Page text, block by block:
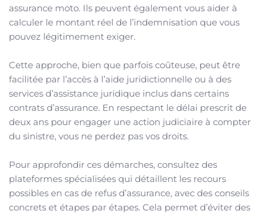
assurance moto. Ils peuvent également vous aider à
calculer le montant réel de l’indemnisation que vous
pouvez légitimement exiger.
Cette approche, bien que parfois coûteuse, peut être
facilitée par l’accès à l’aide juridictionnelle ou à des
services d’assistance juridique inclus dans certains
contrats d’assurance. En respectant le délai prescrit de
deux ans pour engager une action judiciaire à compter
du sinistre, vous ne perdez pas vos droits.
Pour approfondir ces démarches, consultez des
plateformes spécialisées qui détaillent les recours
possibles en cas de refus d’assurance, avec des conseils
concrets et étapes par étapes. Cela permet d’éviter des